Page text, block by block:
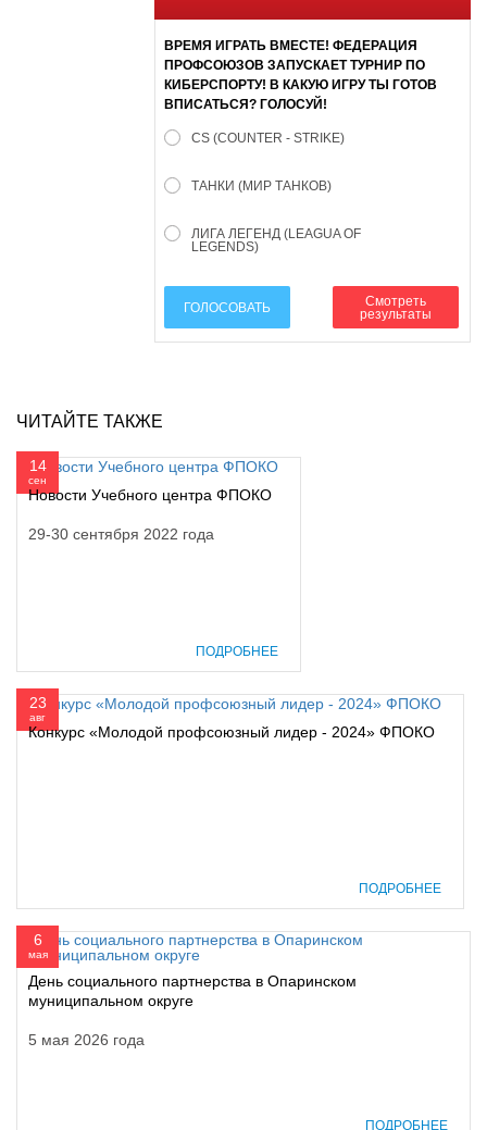
ВРЕМЯ ИГРАТЬ ВМЕСТЕ! ФЕДЕРАЦИЯ
ПРОФСОЮЗОВ ЗАПУСКАЕТ ТУРНИР ПО
КИБЕРСПОРТУ! В КАКУЮ ИГРУ ТЫ ГОТОВ
ВПИСАТЬСЯ? ГОЛОСУЙ!
CS (COUNTER - STRIKE)
ТАНКИ (МИР ТАНКОВ)
ЛИГА ЛЕГЕНД (LEAGUA OF
LEGENDS)
ГОЛОСОВАТЬ
Смотреть
результаты
ЧИТАЙТЕ ТАКЖЕ
14
сен
Новости Учебного центра ФПОКО
29-30 сентября 2022 года
ПОДРОБНЕЕ
23
авг
Конкурс «Молодой профсоюзный лидер - 2024» ФПОКО
ПОДРОБНЕЕ
6
мая
День социального партнерства в Опаринском
муниципальном округе
5 мая 2026 года
ПОДРОБНЕЕ